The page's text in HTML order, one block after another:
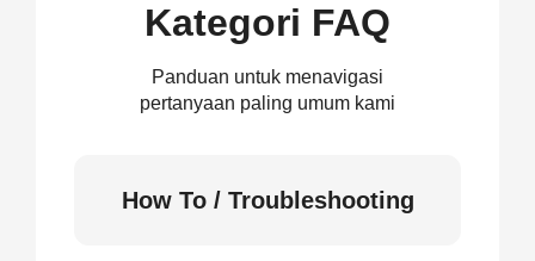
Kategori FAQ
Panduan untuk menavigasi
pertanyaan paling umum kami
How To / Troubleshooting